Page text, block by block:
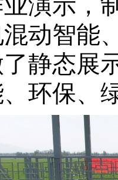
动智能
静态展
环保、